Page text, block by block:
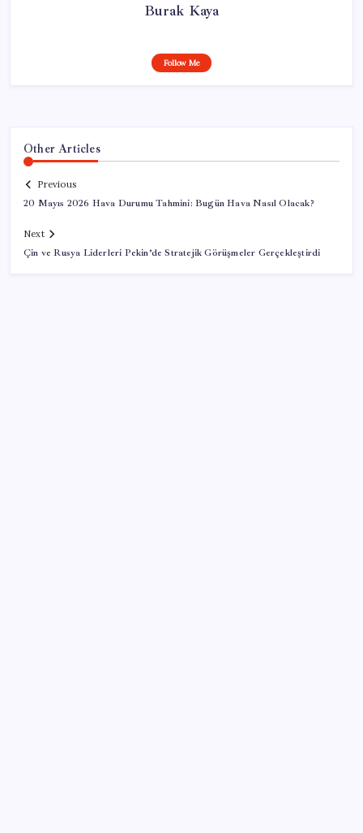
Burak Kaya
Follow Me
Other Articles
Previous
20 Mayıs 2026 Hava Durumu Tahmini: Bugün Hava Nasıl Olacak?
Next
Çin ve Rusya Liderleri Pekin’de Stratejik Görüşmeler Gerçekleştirdi